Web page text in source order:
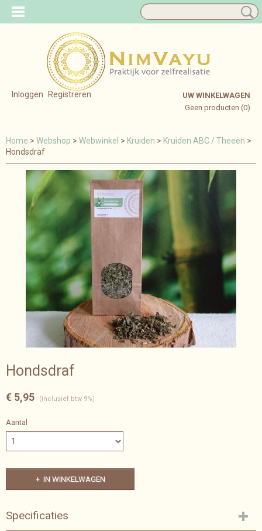
Inloggen Registreren
UW WINKELWAGEN
Geen producten (0)
Home > Webshop > Webwinkel > Kruiden > Kruiden ABC / Theeën >
Hondsdraf
Hondsdraf
€ 5,95 (inclusief btw 9%)
Aantal
IN WINKELWAGEN
Specificaties